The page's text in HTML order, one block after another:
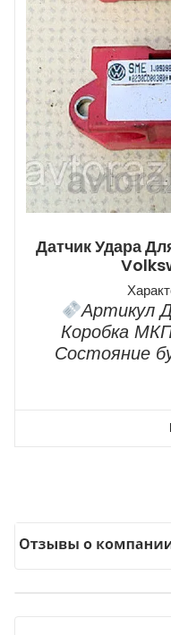
Датчик Удара
Артикул
Коробка
Состояние